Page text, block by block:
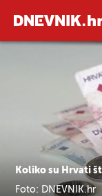
Koliko su Hrvati
Foto: DNEVNIK.hr